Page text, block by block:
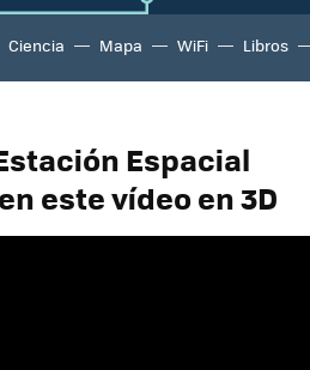
Ciencia Mapa WiFi Libros
Espacial
este vídeo en 3D